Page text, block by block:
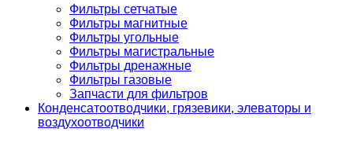
Фильтры сетчатые
Фильтры магнитные
Фильтры угольные
Фильтры магистральные
Фильтры дренажные
Фильтры газовые
Запчасти для фильтров
Конденсатоотводчики, грязевики, элеваторы и
воздухоотводчики